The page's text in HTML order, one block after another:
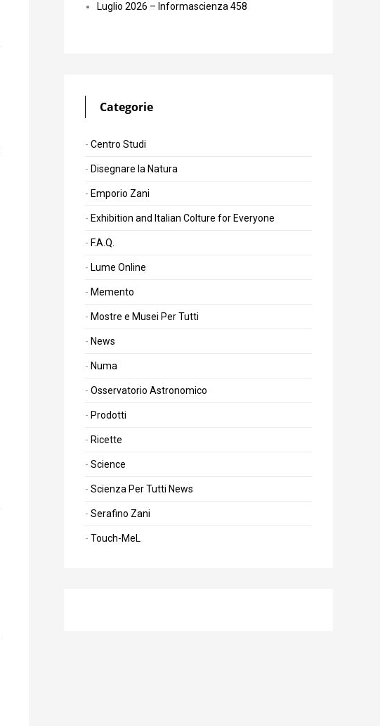
Luglio 2026 – Informascienza 458
Categorie
Centro Studi
Disegnare la Natura
Emporio Zani
Exhibition and Italian Colture for Everyone
F.A.Q.
Lume Online
Memento
Mostre e Musei Per Tutti
News
Numa
Osservatorio Astronomico
Prodotti
Ricette
Science
Scienza Per Tutti News
Serafino Zani
Touch-MeL